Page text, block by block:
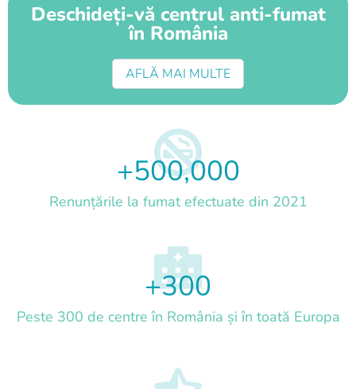
Deschideți-vă centrul anti-fumat
în România
AFLĂ MAI MULTE
Renunțările la fumat efectuate din 2021
+500,000
Peste 300 de centre în România și în toată Europa
+300